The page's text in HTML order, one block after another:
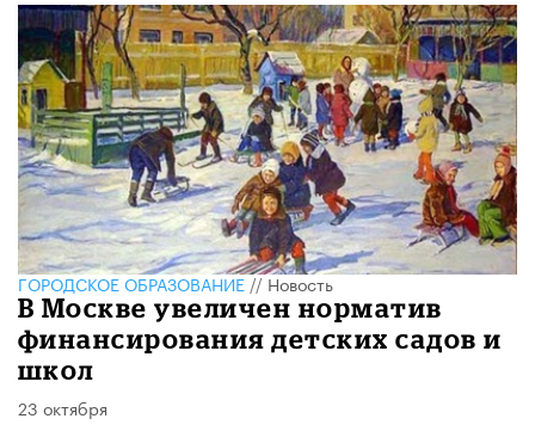
ГОРОДСКОЕ ОБРАЗОВАНИЕ//Новость
В Москве увеличен норматив
финансирования детских садов и
школ
23 октября